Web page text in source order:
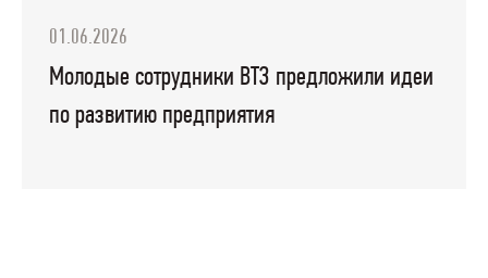
01.06.2026
Молодые сотрудники ВТЗ предложили идеи
по развитию предприятия